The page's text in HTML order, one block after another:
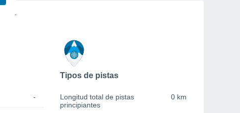
-
Tipos de pistas
Longitud total de pistas
principiantes
0 km